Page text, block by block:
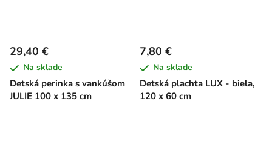
Detská perinka s vankúšom
JULIE 100 x 135 cm
29,40 €
Na sklade
Detská plachta LUX - biela,
120 x 60 cm
7,80 €
Na sklade